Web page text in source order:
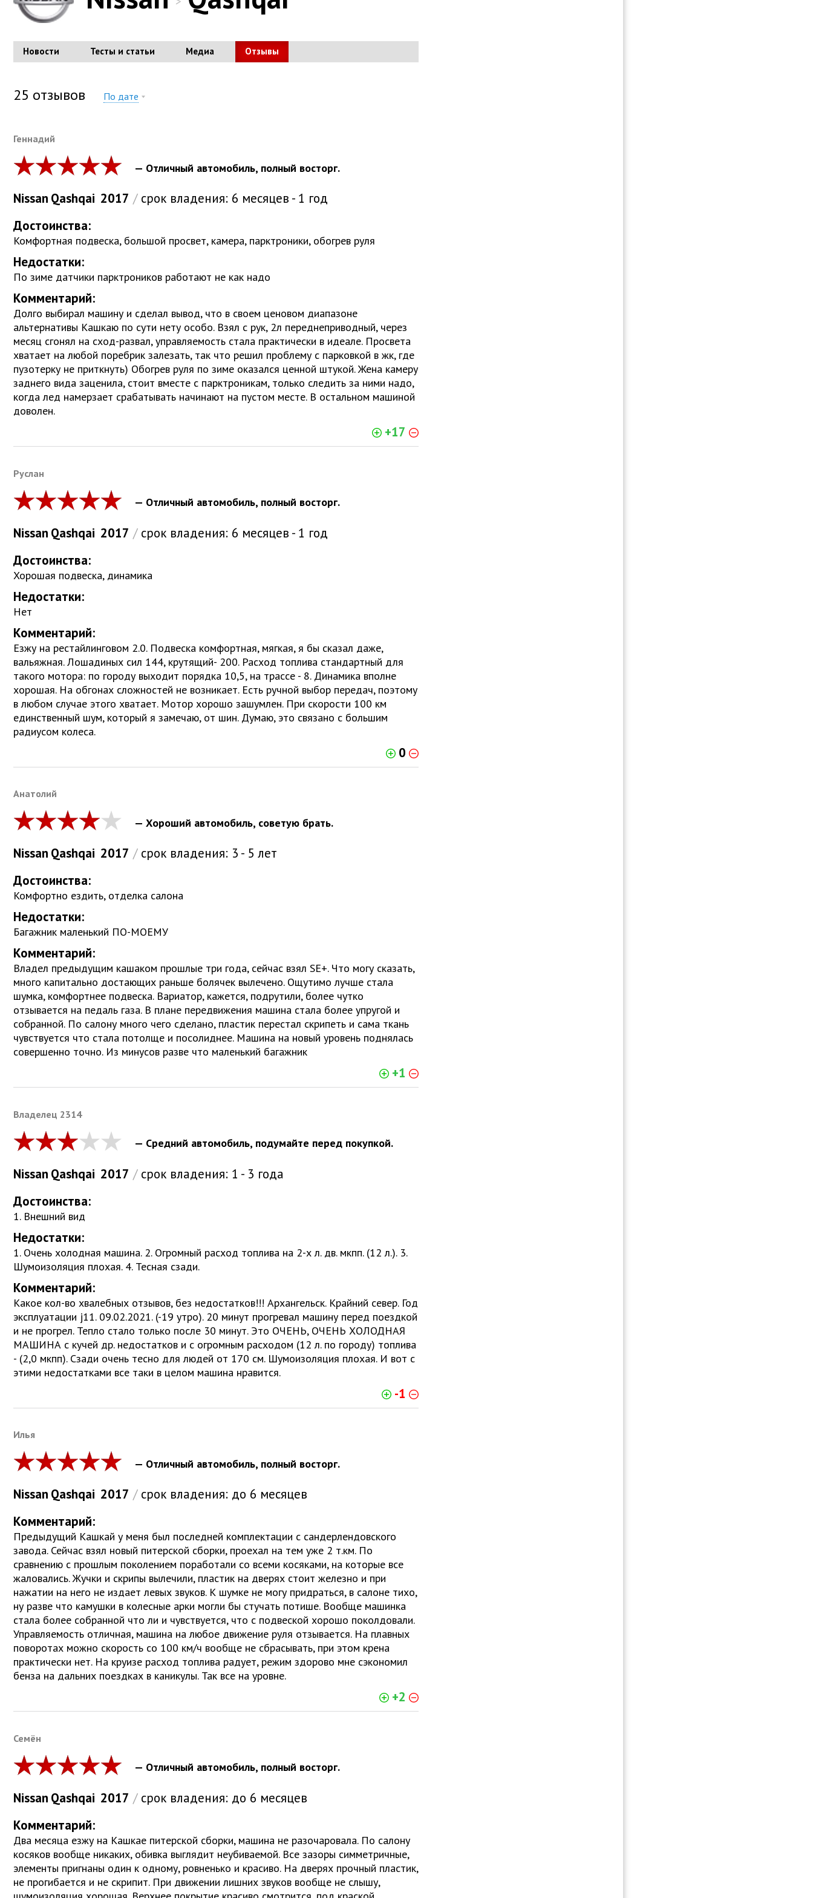
Новости Тесты и статьи Медиа Отзывы
25 отзывов По дате
Геннадий
— Отличный автомобиль, полный восторг.
Nissan Qashqai 2017 /срок владения: 6 месяцев - 1 год
Достоинства:
Комфортная подвеска, большой просвет, камера, парктроники, обогрев руля
Недостатки:
По зиме датчики парктроников работают не как надо
Комментарий:
Долго выбирал машину и сделал вывод, что в своем ценовом диапазоне
альтернативы Кашкаю по сути нету особо. Взял с рук, 2л переднеприводный, через
месяц сгонял на сход-развал, управляемость стала практически в идеале. Просвета
хватает на любой поребрик залезать, так что решил проблему с парковкой в жк, где
пузотерку не приткнуть) Обогрев руля по зиме оказался ценной штукой. Жена камеру
заднего вида заценила, стоит вместе с парктроникам, только следить за ними надо,
когда лед намерзает срабатывать начинают на пустом месте. В остальном машиной
доволен.
+17
Руслан
— Отличный автомобиль, полный восторг.
Nissan Qashqai 2017 /срок владения: 6 месяцев - 1 год
Достоинства:
Хорошая подвеска, динамика
Недостатки:
Нет
Комментарий:
Езжу на рестайлинговом 2.0. Подвеска комфортная, мягкая, я бы сказал даже,
вальяжная. Лошадиных сил 144, крутящий- 200. Расход топлива стандартный для
такого мотора: по городу выходит порядка 10,5, на трассе - 8. Динамика вполне
хорошая. На обгонах сложностей не возникает. Есть ручной выбор передач, поэтому
в любом случае этого хватает. Мотор хорошо зашумлен. При скорости 100 км
единственный шум, который я замечаю, от шин. Думаю, это связано с большим
радиусом колеса.
0
Анатолий
— Хороший автомобиль, советую брать.
Nissan Qashqai 2017 /срок владения: 3 - 5 лет
Достоинства:
Комфортно ездить, отделка салона
Недостатки:
Багажник маленький ПО-МОЕМУ
Комментарий:
Владел предыдущим кашаком прошлые три года, сейчас взял SE+. Что могу сказать,
много капитально достающих раньше болячек вылечено. Ощутимо лучше стала
шумка, комфортнее подвеска. Вариатор, кажется, подрутили, более чутко
отзывается на педаль газа. В плане передвижения машина стала более упругой и
собранной. По салону много чего сделано, пластик перестал скрипеть и сама ткань
чувствуется что стала потолще и посолиднее. Машина на новый уровень поднялась
совершенно точно. Из минусов разве что маленький багажник
+1
Bладелец 2314
— Средний автомобиль, подумайте перед покупкой.
Nissan Qashqai 2017 /срок владения: 1 - 3 года
Достоинства:
1. Внешний вид
Недостатки:
1. Очень холодная машина. 2. Огромный расход топлива на 2-х л. дв. мкпп. (12 л.). 3.
Шумоизоляция плохая. 4. Тесная сзади.
Комментарий:
Какое кол-во хвалебных отзывов, без недостатков!!! Архангельск. Крайний север. Год
эксплуатации j11. 09.02.2021. (-19 утро). 20 минут прогревал машину перед поездкой
и не прогрел. Тепло стало только после 30 минут. Это ОЧЕНЬ, ОЧЕНЬ ХОЛОДНАЯ
МАШИНА с кучей др. недостатков и с огромным расходом (12 л. по городу) топлива
- (2,0 мкпп). Сзади очень тесно для людей от 170 см. Шумоизоляция плохая. И вот с
этими недостатками все таки в целом машина нравится.
-1
Илья
— Отличный автомобиль, полный восторг.
Nissan Qashqai 2017 /срок владения: до 6 месяцев
Комментарий:
Предыдущий Кашкай у меня был последней комплектации с сандерлендовского
завода. Сейчас взял новый питерской сборки, проехал на тем уже 2 т.км. По
сравнению с прошлым поколением поработали со всеми косяками, на которые все
жаловались. Жучки и скрипы вылечили, пластик на дверях стоит железно и при
нажатии на него не издает левых звуков. К шумке не могу придраться, в салоне тихо,
ну разве что камушки в колесные арки могли бы стучать потише. Вообще машинка
стала более собранной что ли и чувствуется, что с подвеской хорошо поколдовали.
Управляемость отличная, машина на любое движение руля отзывается. На плавных
поворотах можно скорость со 100 км/ч вообще не сбрасывать, при этом крена
практически нет. На круизе расход топлива радует, режим здорово мне сэкономил
бенза на дальних поездках в каникулы. Так все на уровне.
+2
Семён
— Отличный автомобиль, полный восторг.
Nissan Qashqai 2017 /срок владения: до 6 месяцев
Комментарий:
Два месяца езжу на Кашкае питерской сборки, машина не разочаровала. По салону
косяков вообще никаких, обивка выглядит неубиваемой. Все зазоры симметричные,
элементы пригнаны один к одному, ровненько и красиво. На дверях прочный пластик,
не прогибается и не скрипит. При движении лишних звуков вообще не слышу,